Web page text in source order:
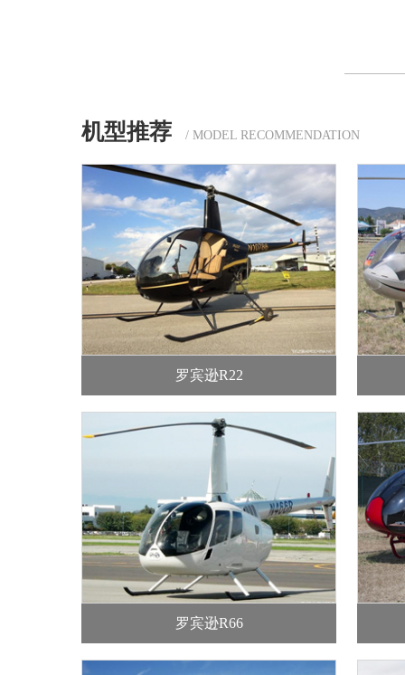
机型推荐 / MODEL RECOMMENDATION
罗宾逊R22
罗宾逊R66